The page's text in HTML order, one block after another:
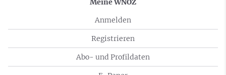
Meine WNOZ
Anmelden
Registrieren
Abo- und Profildaten